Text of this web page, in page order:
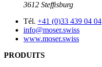
3612 Stefﬁsburg
Tél. +41 (0)33 439 04 04
info@moser.swiss
www.moser.swiss
PRODUITS